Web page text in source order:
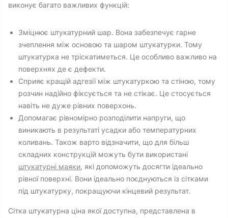
виконує багато важливих функцій:
Зміцнює штукатурний шар. Вона забезпечує гарне
зчеплення між основою та шаром штукатурки. Тому
штукатурка не тріскатиметься. Це особливо важливо на
поверхнях де є дефекти.
Сприяє кращій адгезії між штукатуркою та стіною, тому
розчин надійно фіксується та не стікає. Це стосується
навіть не дуже рівних поверхонь.
Допомагає рівномірно розподілити напруги, що
виникають в результаті усадки або температурних
коливань. Також варто відзначити, що для більш
складних конструкцій можуть бути використані
штукатурні маяки, які допоможуть досягти ідеально
рівної поверхні. Вони ідеально поєднуються із сітками
під штукатурку, покращуючи кінцевий результат.
Сітка штукатурна ціна якої доступна, представлена ​​в